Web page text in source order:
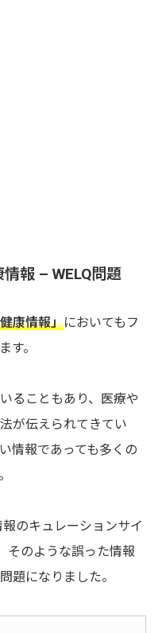
報 – WELQ問題
康情報」においてもフ
す。
ることもあり、医療や
が伝えられてきてい
情報であっても多くの
のキュレーションサイ
そのような誤った情報
題になりました。